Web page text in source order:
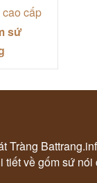
cấp
sứ
Tràng
tiết về gốm sứ